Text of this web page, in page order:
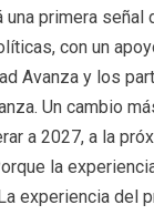
una primera señal
con un
Avanza y los
Un cambio
a 2027, a la
la
experiencia del